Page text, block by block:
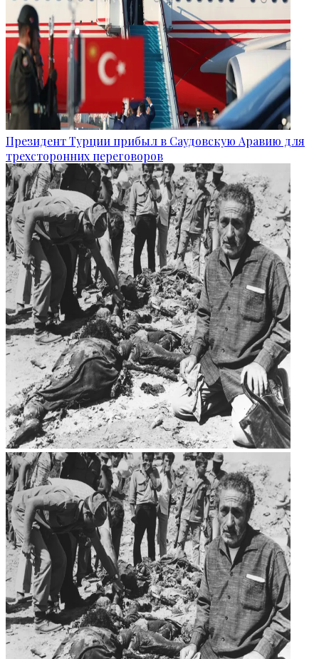
Президент Турции прибыл в Саудовскую Аравию для
трехсторонних переговоров